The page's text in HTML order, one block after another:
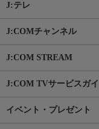
J:テレ
J:COMチャンネル
J:COM STREAM
J:COM TVサービスガ
イベント・プレゼント